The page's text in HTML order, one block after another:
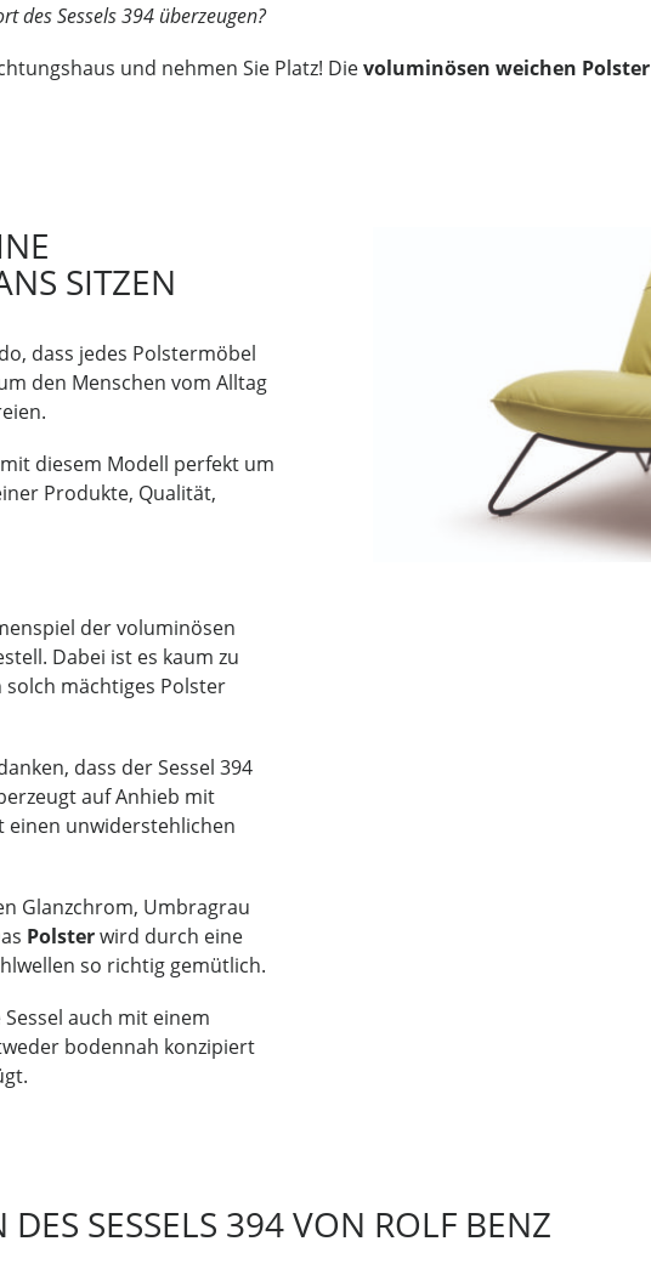
des Sessels 394 überzeugen?
und nehmen Sie Platz! Dievoluminösen weichen Polster
SITZEN
dass jedes Polstermöbel
den Menschen vom Alltag
diesem Modell perfekt um
Produkte, Qualität,
der voluminösen
Dabei ist es kaum zu
solch mächtiges Polster
dass der Sessel 394
auf Anhieb mit
einen unwiderstehlichen
Glanzchrom, Umbragrau
Polsterwird durch eine
so richtig gemütlich.
auch mit einem
bodennah konzipiert
DES SESSELS 394 VON ROLF BENZ